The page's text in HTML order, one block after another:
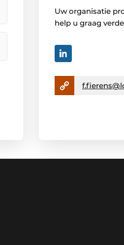
Uw organisatie
help u graag